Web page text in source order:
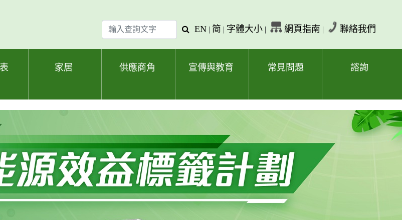
輸
入
查
查
字
EN | 简 | 字體大小 | 網頁指南 | 聯絡我們
家居 供應商角 宣傳與教育 常見問題 諮詢